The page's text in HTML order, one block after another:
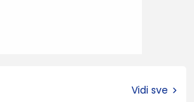
Vidi sve